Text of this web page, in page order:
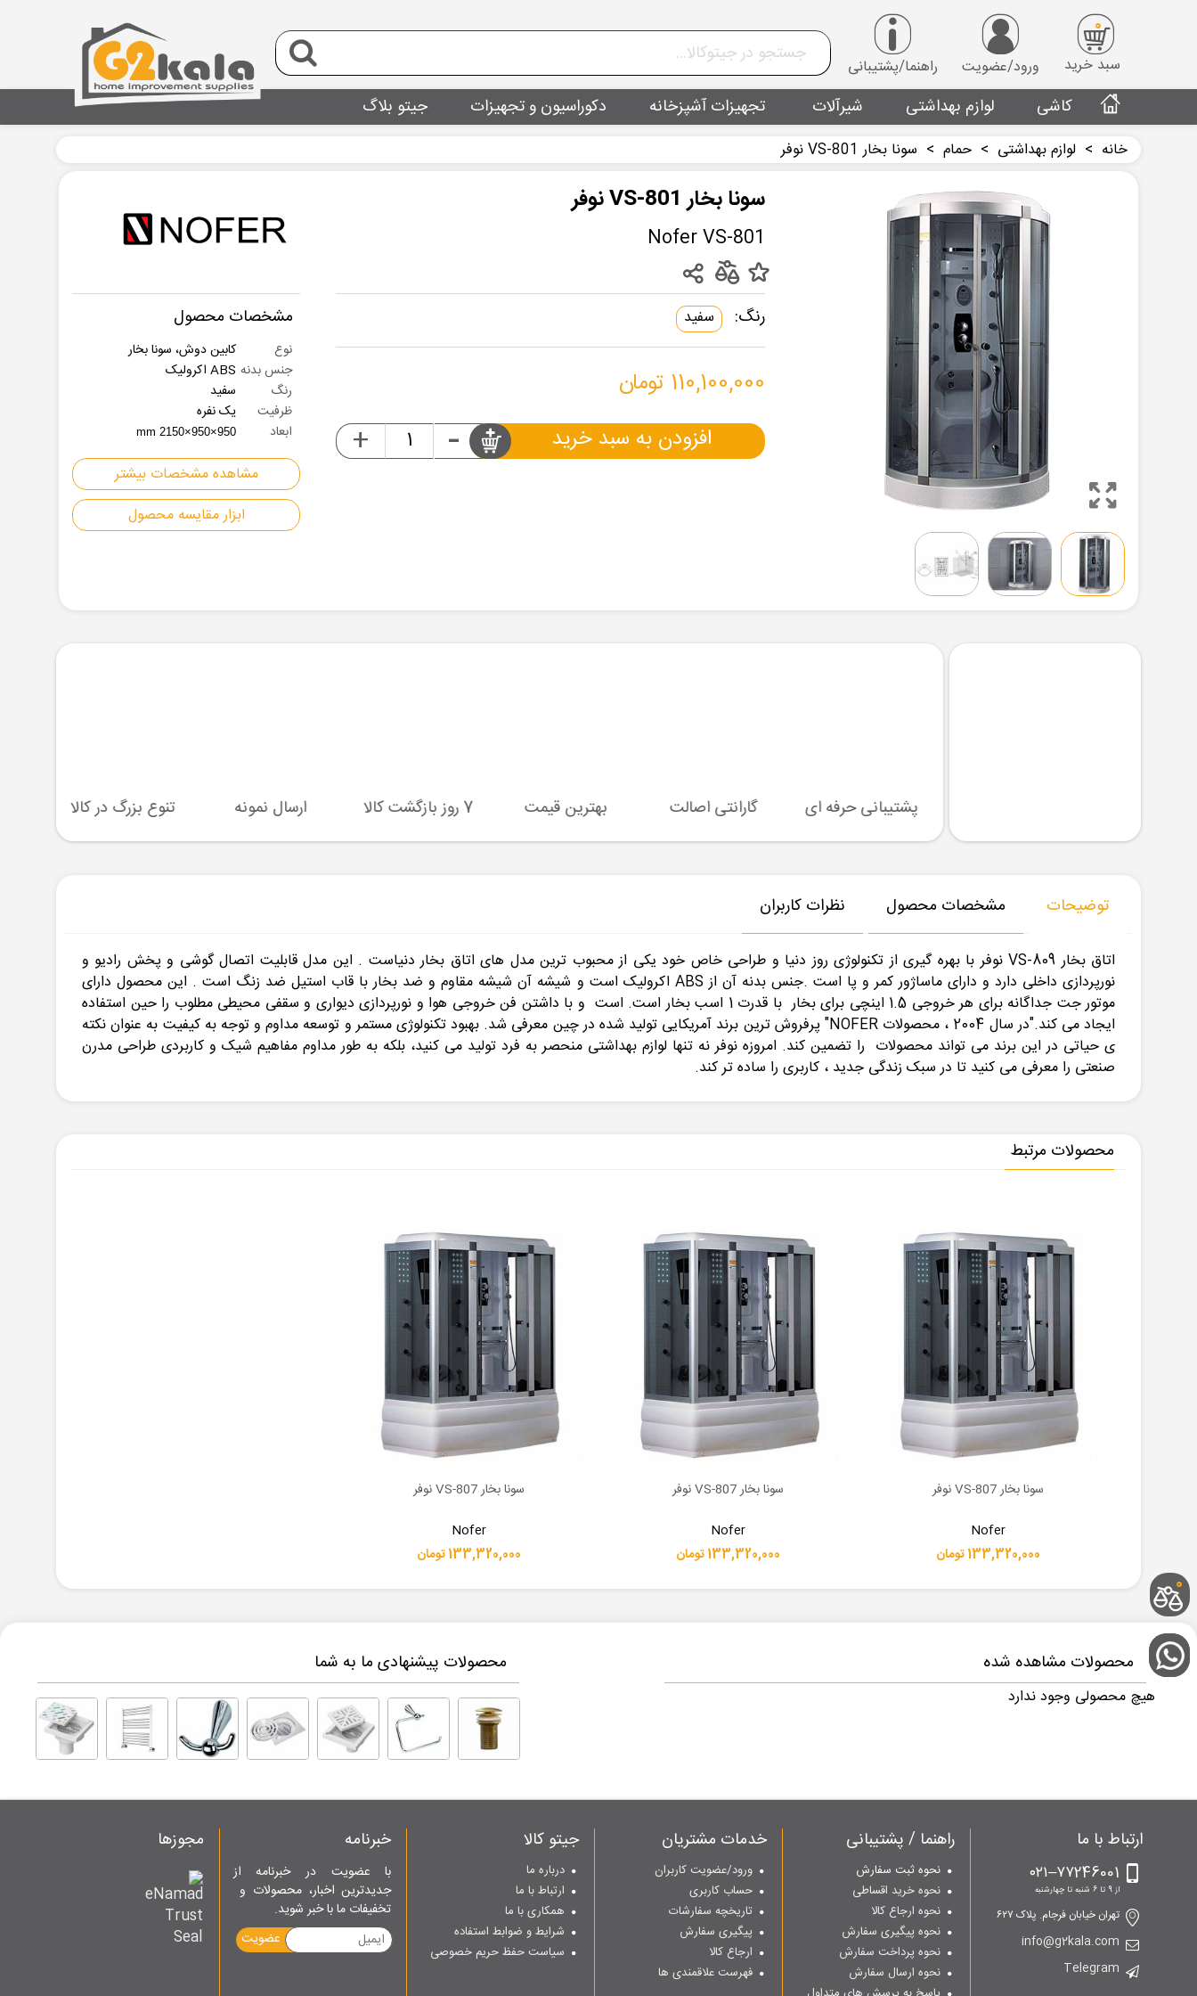
0
سبد خرید
ورود/عضویت راهنما/پشتیبانی
کاشی لوازم بهداشتی شیرآلات تجهیزات آشپزخانه دکوراسیون و تجهیزات جیتو بلاگ
خانه > لوازم بهداشتی > حمام > سونا بخار VS-801 نوفر
سونا بخار VS-801 نوفر
Nofer VS-801
مشخصات محصول
نوع
کابین دوش، سونا بخار
جنس بدنه ABS اکرولیک
رنگ
سفید
ظرفیت
یک نفره
ابعاد
950×950×2150 mm
مشاهده مشخصات بیشتر
ابزار مقایسه محصول
رنگ: سفید
110,100,000 تومان
-
+ افزودن به سبد خرید
پشتیبانی حرفه ای گارانتی اصالت بهترین قیمت 7 روز بازگشت کالا ارسال نمونه تنوع بزرگ در کالا
توضیحات مشخصات محصول نظرات کاربران
اتاق بخار VS-809 نوفر با بهره گیری از تکنولوژی روز دنیا و طراحی خاص خود یکی از محبوب ترین مدل های اتاق بخار دنیاست . این مدل قابلیت اتصال گوشی و پخش رادیو و
نورپردازی داخلی دارد و دارای ماساژور کمر و پا است .جنس بدنه آن از ABS اکرولیک است و شیشه آن شیشه مقاوم و ضد بخار با قاب استیل ضد زنگ است . این محصول دارای
موتور جت جداگانه برای هر خروجی 1.5 اینچی برای بخار با قدرت 1 اسب بخار است. است و با داشتن فن خروجی هوا و نورپردازی دیواری و سقفی محیطی مطلوب را حین استفاده
ایجاد می کند."در سال 2004 ، محصولات NOFER" پرفروش ترین برند آمریکایی تولید شده در چین معرفی شد. بهبود تکنولوژی مستمر و توسعه مداوم و توجه به کیفیت به عنوان نکته
ی حیاتی در این برند می تواند محصولات را تضمین کند. امروزه نوفر نه تنها لوازم بهداشتی منحصر به فرد تولید می کنید، بلکه به طور مداوم مفاهیم شیک و کاربردی طراحی مدرن
صنعتی را معرفی می کنید تا در سبک زندگی جدید ، کاربری را ساده تر کند.
محصولات مرتبط
اطلاعات بیشترسونا بخار VS-807 نوفر
Nofer
133,320,000 تومان
اطلاعات بیشترسونا بخار VS-807 نوفر
Nofer
133,320,000 تومان
اطلاعات بیشترسونا بخار VS-807 نوفر
Nofer
133,320,000 تومان
محصولات مشاهده شده
هیچ محصولی وجود ندارد
محصولات پیشنهادی ما به شما
ارتباط با ما
۷۷246001–۰۲۱
از 9 تا 6 شنبه تا چهارشنبه
تهران خیابان فرجام. پلاک ۶۲۷
info@g2kala.com
Telegram
راهنما / پشتیبانی
نحوه ثبت سفارش
نحوه خرید اقساطی
نحوه ارجاع کالا
نحوه پیگیری سفارش
نحوه پرداخت سفارش
نحوه ارسال سفارش
خدمات مشتریان
ورود/عضویت کاربران
حساب کاربری
تاریخچه سفارشات
پیگیری سفارش
ارجاع کالا
فهرست علاقمندی ها
جیتو کالا
درباره ما
ارتباط با ما
همکاری با ما
شرایط و ضوابط استفاده
سیاست حفظ حریم خصوصی
خبرنامه
با عضویت در خبرنامه از
جدیدترین اخبار، محصولات و
تخفیفات ما با خبر شوید.
عضویت
مجوزها
0